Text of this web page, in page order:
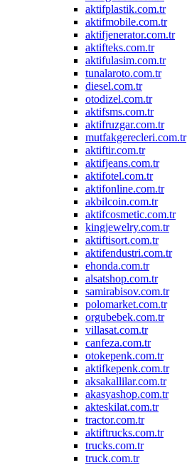
aktifplastik.com.tr
aktifmobile.com.tr
aktifjenerator.com.tr
aktifteks.com.tr
aktifulasim.com.tr
tunalaroto.com.tr
diesel.com.tr
otodizel.com.tr
aktifsms.com.tr
aktifruzgar.com.tr
mutfakgerecleri.com.tr
aktiftir.com.tr
aktifjeans.com.tr
aktifotel.com.tr
aktifonline.com.tr
akbilcoin.com.tr
aktifcosmetic.com.tr
kingjewelry.com.tr
aktiftisort.com.tr
aktifendustri.com.tr
ehonda.com.tr
alsatshop.com.tr
samirabisov.com.tr
polomarket.com.tr
orgubebek.com.tr
villasat.com.tr
canfeza.com.tr
otokepenk.com.tr
aktifkepenk.com.tr
aksakallilar.com.tr
akasyashop.com.tr
akteskilat.com.tr
tractor.com.tr
aktiftrucks.com.tr
trucks.com.tr
truck.com.tr